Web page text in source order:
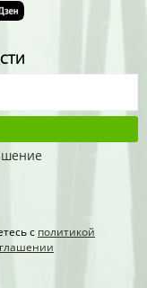
с политикой